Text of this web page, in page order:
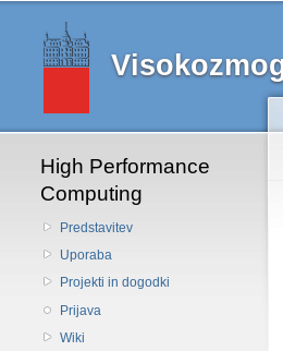
High Performance
Computing
Predstavitev
Uporaba
Projekti in dogodki
Prijava
Wiki